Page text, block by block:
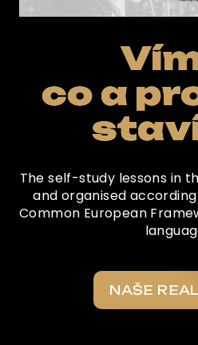
co a
The self-study lessons in
and organised
Common European
NAŠE